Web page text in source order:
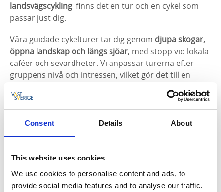
Consent Details About
This website uses cookies
We use cookies to personalise content and ads, to
provide social media features and to analyse our traffic.
landsvägscykling finns det en tur och en cykel som
passar just dig.
Våra guidade cykelturer tar dig genom djupa skogar,
öppna landskap och längs sjöar, med stopp vid lokala
caféer och sevärdheter. Vi anpassar turerna efter
gruppens nivå och intressen, vilket gör det till en
träningsentusiaster
Exempel på våra cykelupplevelser:
✅MTB-turer genom skogar och stigar
✅Landsvägscykling i kuperad terräng